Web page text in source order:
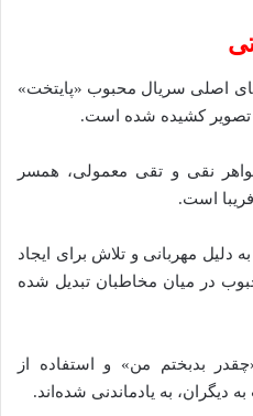
اصلی سریال محبوب «پایتخت»
کشیده شده است.
نقی و تقی معمولی، همسر
فریبا است.
دلیل مهربانی و تلاش برای ایجاد
در میان مخاطبان تبدیل شده‌
بدبختم من» و استفاده از
دیگران، به یادماندنی شده‌اند.